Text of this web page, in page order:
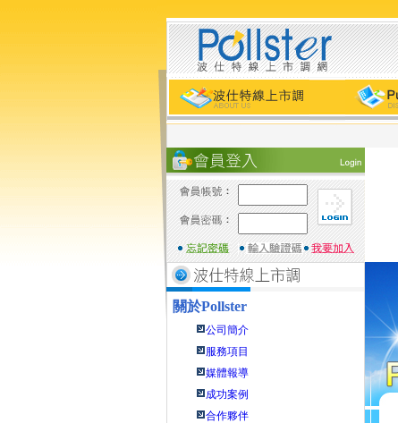
關於Pollster
公司簡介
服務項目
媒體報導
成功案例
合作夥伴